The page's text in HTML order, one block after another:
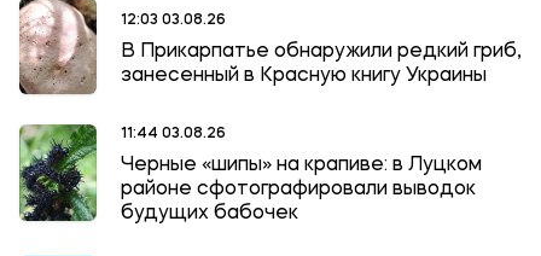
12:03 03.08.26
В Прикарпатье обнаружили редкий гриб,
занесенный в Красную книгу Украины
11:44 03.08.26
Черные «шипы» на крапиве: в Луцком
районе сфотографировали выводок
будущих бабочек